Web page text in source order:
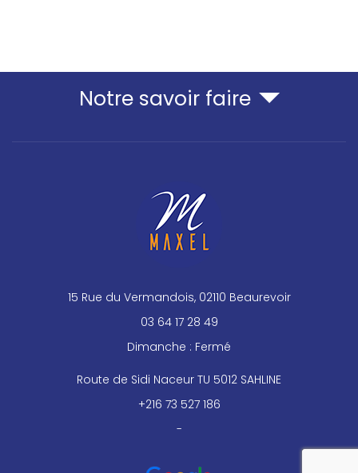
Notre savoir faire
15 Rue du Vermandois, 02110 Beaurevoir
03 64 17 28 49
Dimanche : Fermé
Route de Sidi Naceur TU 5012 SAHLINE
+216 73 527 186
-